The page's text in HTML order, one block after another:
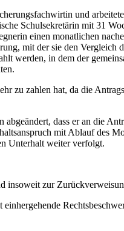
und
Schulsekretärin mit 31
einen monatlichen
mit der sie den Vergleich
werden, in dem der
zu zahlen hat, da die
dass er an die
mit Ablauf des
Unterhalt weiter verfolgt.
zur